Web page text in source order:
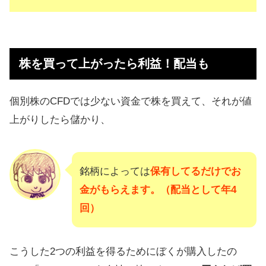
株を買って上がったら利益！配当も
個別株のCFDでは少ない資金で株を買えて、それが値
上がりしたら儲かり、
銘柄によっては保有してるだけでお
金がもらえます。（配当として年4
回）
こうした2つの利益を得るためにぼくが購入したの